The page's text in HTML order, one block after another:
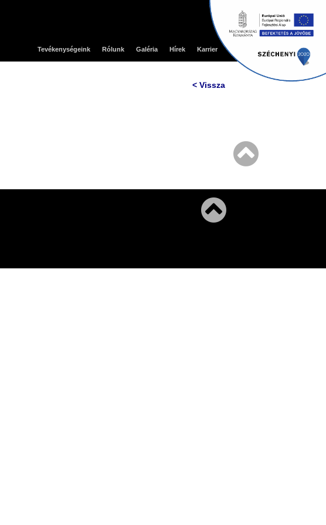
Tevékenységeink Rólunk Galéria Hírek Karrier Kapcsolat
< Vissza